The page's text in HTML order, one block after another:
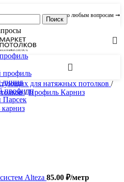
по любым вопросам ➞
Поиск
линия
профиль
для натяжных потолков /
/ Профиль Карниз
Alteza 85.00 ₽/метр